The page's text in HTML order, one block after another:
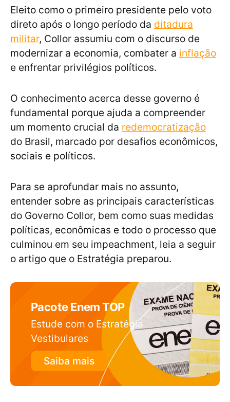
Eleito como o primeiro presidente pelo voto
direto após o longo período da ditadura
militar, Collor assumiu com o discurso de
modernizar a economia, combater a inflação
e enfrentar privilégios políticos.
O conhecimento acerca desse governo é
fundamental porque ajuda a compreender
um momento crucial da redemocratização
do Brasil, marcado por desafios econômicos,
sociais e políticos.
Para se aprofundar mais no assunto,
entender sobre as principais características
do Governo Collor, bem como suas medidas
políticas, econômicas e todo o processo que
culminou em seu impeachment, leia a seguir
o artigo que o Estratégia preparou.
Pacote Enem TOP
Estude com o Estratégia
Vestibulares
Saiba mais